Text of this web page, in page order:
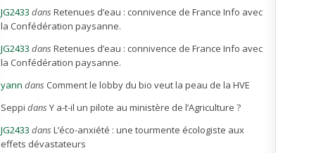
JG2433 dansRetenues d’eau : connivence de France Info avec
la Confédération paysanne.
JG2433 dansRetenues d’eau : connivence de France Info avec
la Confédération paysanne.
yann dans Comment le lobby du bio veut la peau de la HVE
Seppi dansY a-t-il un pilote au ministère de l’Agriculture ?
JG2433 dansL’éco-anxiété : une tourmente écologiste aux
effets dévastateurs